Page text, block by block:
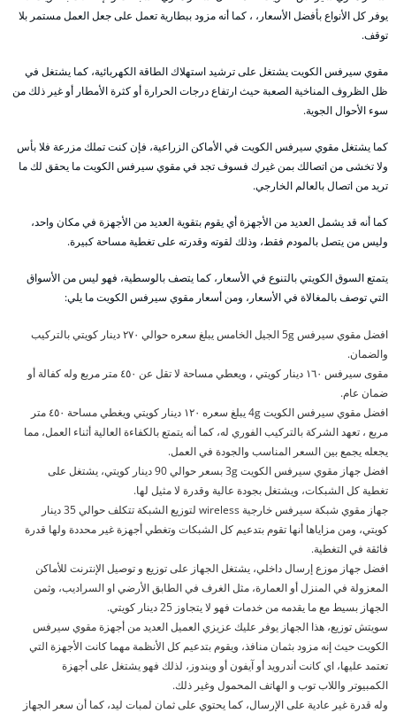
يوفر كل الأنواع بأفضل الأسعار، ، كما أنه مزود ببطارية تعمل على جعل العمل مستمر بلا
توقف.
مقوي سيرفس الكويت يشتغل على ترشيد استهلاك الطاقة الكهربائية، كما يشتغل في
ظل الظروف المناخية الصعبة حيث ارتفاع درجات الحرارة أو كثرة الأمطار أو غير ذلك من
سوء الأحوال الجوية.
كما يشتغل مقوي سيرفس الكويت في الأماكن الزراعية، فإن كنت تملك مزرعة فلا بأس
ولا تخشى من اتصالك بمن غيرك فسوف تجد في مقوي سيرفس الكويت ما يحقق لك ما
تريد من اتصال بالعالم الخارجي.
كما أنه قد يشمل العديد من الأجهزة أي يقوم بتقوية العديد من الأجهزة في مكان واحد،
وليس من يتصل بالمودم فقط، وذلك لقوته وقدرته على تغطية مساحة كبيرة.
يتمتع السوق الكويتي بالتنوع في الأسعار، كما يتصف بالوسطية، فهو ليس من الأسواق
التي توصف بالمغالاة في الأسعار، ومن أسعار مقوي سيرفس الكويت ما يلي:
افضل مقوي سيرفس 5g الجيل الخامس يبلغ سعره حوالي ٢٧٠ دينار كويتي بالتركيب
والضمان.
مقوى سيرفس ١٦٠ دينار كويتي ، ويعطي مساحة لا تقل عن ٤٥٠ متر مربع وله كفالة أو
ضمان عام.
افضل مقوي سيرفس الكويت 4g يبلغ سعره ١٢٠ دينار كويتي ويغطي مساحة ٤٥٠ متر
مربع ، تعهد الشركة بالتركيب الفوري له، كما أنه يتمتع بالكفاءة العالية أثناء العمل، مما
يجعله يجمع بين السعر المناسب والجودة في العمل.
افضل جهاز مقوي سيرفس الكويت 3g بسعر حوالي 90 دينار كويتي، يشتغل على
تغطية كل الشبكات، ويشتغل بجودة عالية وقدرة لا مثيل لها.
جهاز مقوي شبكة سيرفس خارجية wireless لتوزيع الشبكة تتكلف حوالي 35 دينار
كويتي، ومن مزاياها أنها تقوم بتدعيم كل الشبكات وتغطي أجهزة غير محددة ولها قدرة
فائقة في التغطية.
افضل جهاز موزع إرسال داخلي، يشتغل الجهاز على توزيع و توصيل الإنترنت للأماكن
المعزولة في المنزل أو العمارة، مثل الغرف في الطابق الأرضي او السراديب، وثمن
الجهاز بسيط مع ما يقدمه من خدمات فهو لا يتجاوز 25 دينار كويتي.
سويتش توزيع، هذا الجهاز يوفر عليك عزيزي العميل العديد من أجهزة مقوي سيرفس
الكويت حيث إنه مزود بثمان منافذ، ويقوم بتدعيم كل الأنظمة مهما كانت الأجهزة التي
تعتمد عليها، اي كانت أندرويد أو آيفون أو ويندوز، لذلك فهو يشتغل على أجهزة
الكمبيوتر واللاب توب و الهاتف المحمول وغير ذلك.
وله قدرة غير عادية على الإرسال، كما يحتوي على ثمان لمبات ليد، كما أن سعر الجهاز